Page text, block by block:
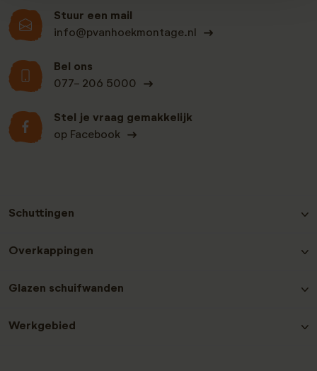
Stuur een mail
info@pvanhoekmontage.nl
Bel ons
077- 206 5000
Stel je vraag gemakkelijk
op Facebook
Schuttingen
Hout-beton schutting Nobifix
Hout-beton schutting Grenen Zwart
Hout-beton schutting Redwood
Overkappingen
Glazen schuifwanden
Werkgebied